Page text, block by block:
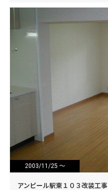
2003/11/25 ～
アンピール駅東１０３改装工事